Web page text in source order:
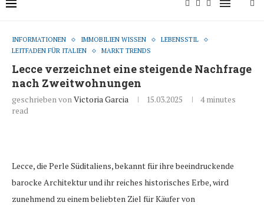
INFORMATIONEN IMMOBILIEN WISSEN
LEBENSSTIL
LEITFADEN FÜR ITALIEN
MARKT TRENDS
Lecce verzeichnet eine steigende Nachfrage
nach Zweitwohnungen
geschrieben vonVictoria Garcia 15.03.2025
4 minutes
read
Lecce, die Perle Süditaliens, bekannt für ihre beeindruckende
barocke Architektur und ihr reiches historisches Erbe, wird
zunehmend zu einem beliebten Ziel für Käufer von